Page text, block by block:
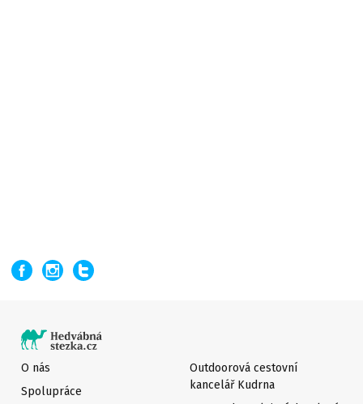
O nás
Spolupráce
Outdoorová cestovní
kancelář Kudrna